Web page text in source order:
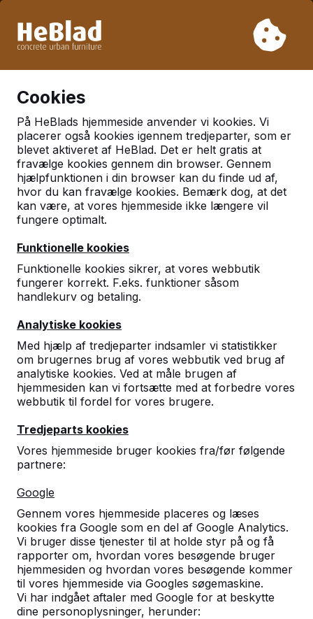
Så tag venligst højde for længere leveringstider.
Cookies
På HeBlads hjemmeside anvender vi kookies. Vi
placerer også kookies igennem tredjeparter, som er
blevet aktiveret af HeBlad. Det er helt gratis at
fravælge kookies gennem din browser. Gennem
hjælpfunktionen i din browser kan du finde ud af,
hvor du kan fravælge kookies. Bemærk dog, at det
kan være, at vores hjemmeside ikke længere vil
fungere optimalt.
Funktionelle kookies
Funktionelle kookies sikrer, at vores webbutik
fungerer korrekt. F.eks. funktioner såsom
handlekurv og betaling.
Analytiske kookies
Med hjælp af tredjeparter indsamler vi statistikker
om brugernes brug af vores webbutik ved brug af
analytiske kookies. Ved at måle brugen af
hjemmesiden kan vi fortsætte med at forbedre vores
webbutik til fordel for vores brugere.
Tredjeparts kookies
Vores hjemmeside bruger kookies fra/før følgende
partnere:
Google
Gennem vores hjemmeside placeres og læses
kookies fra Google som en del af Google Analytics.
Vi bruger disse tjenester til at holde styr på og få
rapporter om, hvordan vores besøgende bruger
hjemmesiden og hvordan vores besøgende kommer
til vores hjemmeside via Googles søgemaskine.
Vi har indgået aftaler med Google for at beskytte
dine personoplysninger, herunder:
Vi har solgt over 30.000 borde
Kategorier
Bordbænkesæt
Standard Bordbænk
DKK 16.000,00
Vælg en variant:
Se produkt